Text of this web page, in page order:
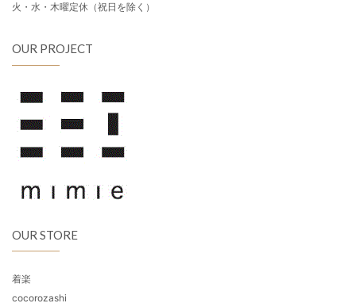
火・水・木曜定休（祝日を除く）
OUR PROJECT
OUR STORE
着楽
cocorozashi